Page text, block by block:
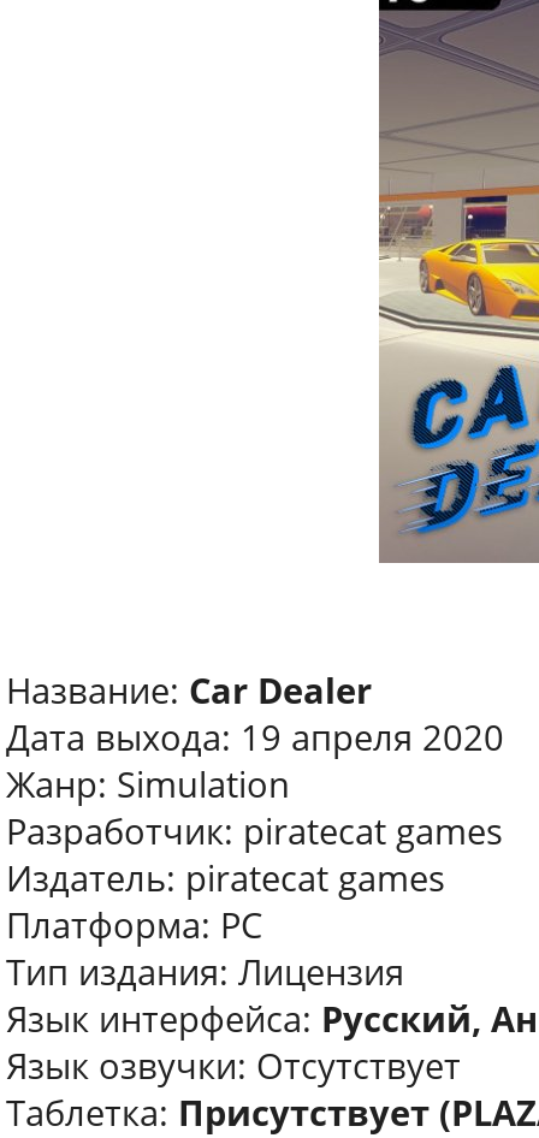
Название: Car Dealer
Дата выхода: 19 апреля 2020
Жанр: Simulation
Разработчик: piratecat games
Издатель: piratecat games
Платформа: PC
Тип издания: Лицензия
Язык интерфейса: Русский,
Язык озвучки: Отсутствует
Таблетка: Присутствует